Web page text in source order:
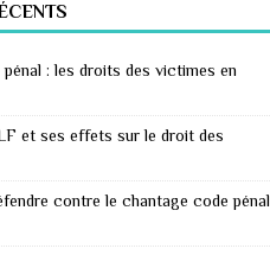
: les droits des victimes en
et ses effets sur le droit des
contre le chantage code pénal